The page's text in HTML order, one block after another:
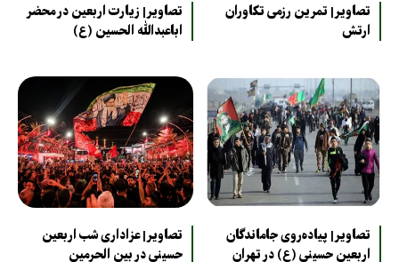
تصاویر| تمرین رزمی تکاوران
ارتش
تصاویر| زیارت اربعین در محضر
اباعبدالله الحسین (ع)
تصاویر| پیاده‌روی جاماندگان
اربعین حسینی (ع) در تهران
تصاویر| عزاداری شب اربعین
حسینی در بین الحرمین